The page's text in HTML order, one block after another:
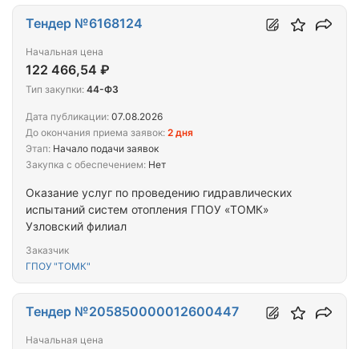
Оказание услуг по проведению гидравлических
испытаний систем отопления ГПОУ «ТОМК»
Узловский филиал
Заказчик
ГПОУ "ТОМК"
Тендер №6168124
Начальная цена
122 466,54 ₽
Тип закупки: 44-ФЗ
Дата публикации: 07.08.2026
До окончания приема заявок: 2 дня
Этап: Начало подачи заявок
Закупка с обеспечением: Нет
Тендер №205850000012600447
Начальная цена